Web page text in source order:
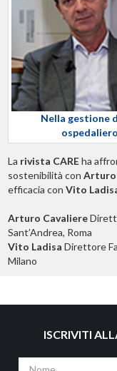
Nella gestione
La rivista CAREha
sostenibilità con Arturo
efficacia con Vito
Arturo Cavaliere
Sant’Andrea, Roma
Vito Ladisa Direttore
Milano
ISCRIVITI
Nome